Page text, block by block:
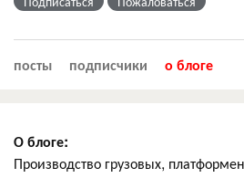
посты подписчики о блоге
О блоге:
Производство грузовых,